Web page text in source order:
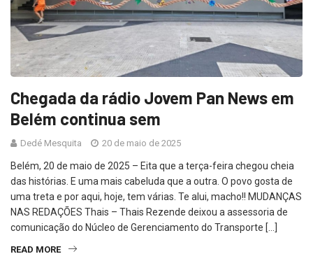
Chegada da rádio Jovem Pan News em
Belém continua sem
Dedé Mesquita 20 de maio de 2025
Belém, 20 de maio de 2025 – Eita que a terça-feira chegou cheia
das histórias. E uma mais cabeluda que a outra. O povo gosta de
uma treta e por aqui, hoje, tem várias. Te alui, macho!! MUDANÇAS
NAS REDAÇÕES Thais – Thais Rezende deixou a assessoria de
comunicação do Núcleo de Gerenciamento do Transporte […]
READ MORE